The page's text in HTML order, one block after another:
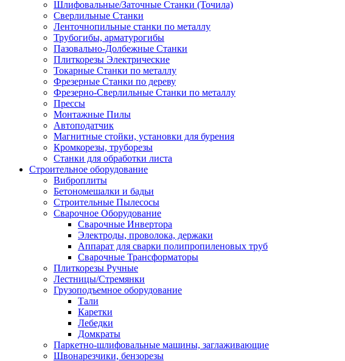
Шлифовальные/Заточные Станки (Точила)
Сверлильные Станки
Ленточнопильные станки по металлу
Трубогибы, арматурогибы
Пазовально-Долбежные Станки
Плиткорезы Электрические
Токарные Станки по металлу
Фрезерные Станки по дереву
Фрезерно-Сверлильные Станки по металлу
Прессы
Монтажные Пилы
Автоподатчик
Магнитные стойки, установки для бурения
Кромкорезы, труборезы
Станки для обработки листа
Строительное оборудование
Виброплиты
Бетономешалки и бадьи
Строительные Пылесосы
Сварочное Оборудование
Сварочные Инвертора
Электроды, проволока, держаки
Аппарат для сварки полипропиленовых труб
Сварочные Трансформаторы
Плиткорезы Ручные
Лестницы/Стремянки
Грузоподъемное оборудование
Тали
Каретки
Лебедки
Домкраты
Паркетно-шлифовальные машины, заглаживающие
Швонарезчики, бензорезы